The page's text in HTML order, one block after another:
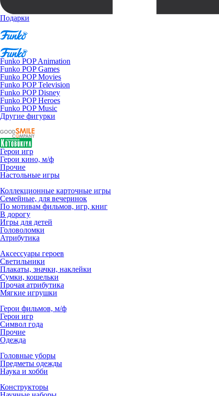
Подарки
Funko POP Animation
Funko POP Games
Funko POP Movies
Funko POP Television
Funko POP Disney
Funko POP Heroes
Funko POP Music
Другие фигурки
Герои игр
Герои кино, м/ф
Прочие
Настольные игры
Коллекционные карточные игры
Семейные, для вечеринок
По мотивам фильмов, игр, книг
В дорогу
Игры для детей
Головоломки
Атрибутика
Аксессуары героев
Светильники
Плакаты, значки, наклейки
Сумки, кошельки
Прочая атрибутика
Мягкие игрушки
Герои фильмов, м/ф
Герои игр
Символ года
Прочие
Одежда
Головные уборы
Предметы одежды
Наука и хобби
Конструкторы